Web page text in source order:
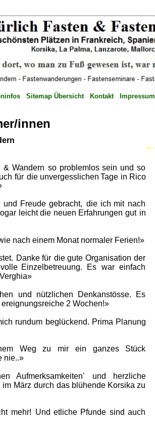
Sitemap Übersicht Kontakt Impressum
innen
& Wandern so problemlos sein und so
für die unvergesslichen Tage in Rico
und Freude gebracht, die ich mit nach
leicht die neuen Erfahrungen gut in
nach einem Monat normaler Ferien!»
Danke für die gute Organisation der
Einzelbetreuung. Es war einfach
und nützlichen Denkanstösse. Es
2 Wochen!»
rundum beglückend. Prima Planung
Weg zu mir ein ganzes Stück
nie..»
Aufmerksamkeiten' und herzliche
im März durch das blühende Korsika zu
mehr! Und etliche Pfunde sind auch